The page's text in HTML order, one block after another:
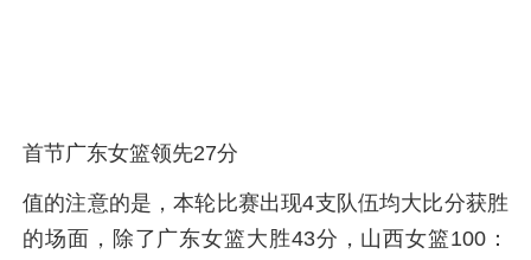
首节广东女篮领先27分
值的注意的是，本轮比赛出现4支队伍均大比分获胜
的场面，除了广东女篮大胜43分，山西女篮100：